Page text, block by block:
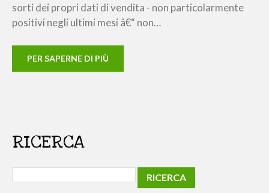
sorti dei propri dati di vendita - non particolarmente
positivi negli ultimi mesi â€“ non…
PER SAPERNE DI PIÙ
RICERCA